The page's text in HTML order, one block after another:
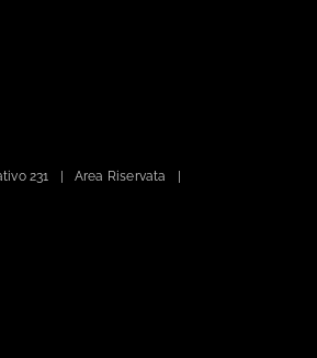
231
Area Riservata